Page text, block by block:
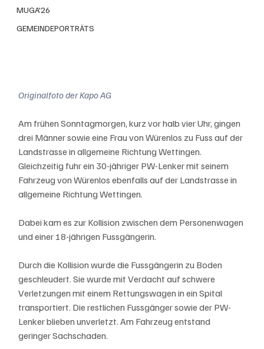
MUGA'26
GEMEINDEPORTRÄTS
Originalfoto der Kapo AG
Am frühen Sonntagmorgen, kurz vor halb vier Uhr, gingen
drei Männer sowie eine Frau von Würenlos zu Fuss auf der
Landstrasse in allgemeine Richtung Wettingen.
Gleichzeitig fuhr ein 30-jähriger PW-Lenker mit seinem
Fahrzeug von Würenlos ebenfalls auf der Landstrasse in
allgemeine Richtung Wettingen.
Dabei kam es zur Kollision zwischen dem Personenwagen
und einer 18-jährigen Fussgängerin.
Durch die Kollision wurde die Fussgängerin zu Boden
geschleudert. Sie wurde mit Verdacht auf schwere
Verletzungen mit einem Rettungswagen in ein Spital
transportiert. Die restlichen Fussgänger sowie der PW-
Lenker blieben unverletzt. Am Fahrzeug entstand
geringer Sachschaden.